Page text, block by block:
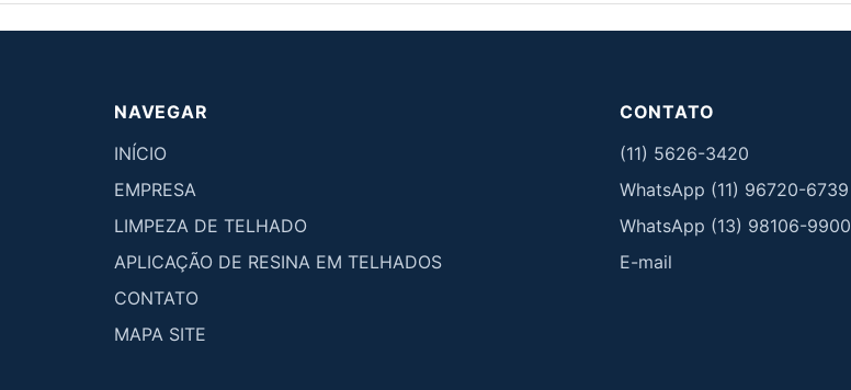
NAVEGAR
INÍCIO
EMPRESA
LIMPEZA DE TELHADO
APLICAÇÃO DE RESINA EM TELHADOS
CONTATO
MAPA SITE
CONTATO
(11) 5626-3420
WhatsApp (11) 96720-6739
WhatsApp (13) 98106-9900
E-mail